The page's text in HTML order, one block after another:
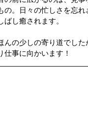
せ Vファーレン長崎
HACCP（ハサップ
の。日々の忙しさを忘
ばし癒されます。
んの少しの寄り道でし
仕事に向かいます！